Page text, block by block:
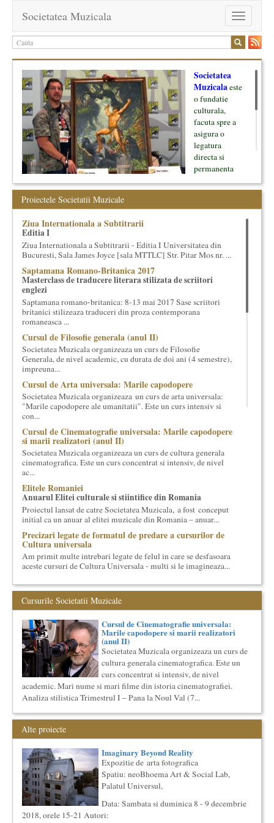
Toggle
navigation
Societatea Muzicala
Societatea
Muzicalaeste
o fundatie
culturala,
facuta spre a
asigura o
legatura
directa si
permanenta
oamenii ei, pe
inceput cu muzica clasica - si de aici numele -, insa acum
dezvoltam proiecte si in alte domenii ale culturii.
Facem management cultural, dezvoltam si administram proiecte
proprii sau preluate, modele si sisteme de finantare, marketing
cultural si consultanta. Organizam concursuri, concerte si
evenimente culturale, private sau publice, tinem cursuri de
cultura generala muzicala, teatrala, filosofica si de alte feluri.
Cuvinte in plus despre proiect, despre cei care il administreaza si
Proiectele Societatii Muzicale
Ziua Internationala a Subtitrarii
Editia I
Ziua Internationala a Subtitrarii - Editia I Universitatea din
Bucuresti, Sala James Joyce [sala MTTLC] Str. Pitar Mos nr. ...
Saptamana Romano-Britanica 2017
Masterclass de traducere literara stilizata de scriitori
englezi
Saptamana romano-britanica: 8-13 mai 2017 Sase scriitori
britanici stilizeaza traduceri din proza contemporana
romaneasca ...
Cursul de Filosofie generala (anul II)
Societatea Muzicala organizeaza un curs de Filosofie
Generala, de nivel academic, cu durata de doi ani (4 semestre),
impreuna...
Cursul de Arta universala: Marile capodopere
Societatea Muzicala organizeaza un curs de arta universala:
"Marile capodopere ale umanitatii". Este un curs intensiv si
con...
Cursul de Cinematografie universala: Marile capodopere
si marii realizatori (anul II)
Societatea Muzicala organizeaza un curs de cultura generala
cinematografica. Este un curs concentrat si intensiv, de nivel
ac...
Elitele Romaniei
Anuarul Elitei culturale si stiintifice din Romania
Proiectul lansat de catre Societatea Muzicala, a fost conceput
initial ca un anuar al elitei muzicale din Romania – anuar...
Precizari legate de formatul de predare a cursurilor de
Cultura universala
Am primit multe intrebari legate de felul in care se desfasoara
aceste cursuri de Cultura Universala - multi si le imagineaza...
Cursul de Teatru universal
Societatea Muzicala organizeaza un curs de cultura generala
teatrala, de nivel academic, in parteneriat cu Universitatea
Nati...
Cursul de Lingvistica (anul II)
Societatea Muzicala organizeaza un curs de cultura generala
lingvistica. Este un curs intensiv si concentrat, de nivel
academ...
Societatea Culturala
Platforma online de marketing cultural
Descrierea produsului principal (platforma Internet)
market...
Imaginary Beyond Reality
Expozitie de arta fotografica
Expozitie de arta fotografica
Spatiu: neoBhoema Art & Social Lab, Palatul Universul,
...
Saptamana Romano-Britanica 2018
Masterclass de traducere literara stilizata de scriitori
Cursurile Societatii Muzicale
Cursul de Cinematografie universala:
Marile capodopere si marii realizatori
(anul II)
Societatea Muzicala organizeaza un curs de
cultura generala cinematografica. Este un
curs concentrat si intensiv, de nivel
academic. Mari nume si mari filme din istoria cinematografiei.
Analiza stilistica Trimestrul I – Pana la Noul Val (7...
Alte proiecte
Imaginary Beyond Reality
Expozitie de arta fotografica
Spatiu: neoBhoema Art & Social Lab,
Palatul Universul,
Data: Sambata si duminica 8 - 9 decembrie
2018, orele 15-21 Autori: